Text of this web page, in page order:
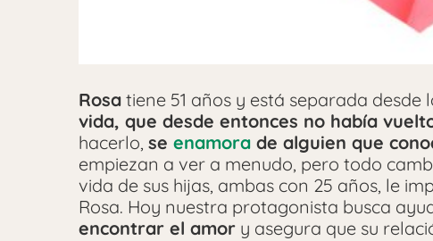
Rosa tiene 51 años y está separada desde
vida, que desde entonces no había
hacerlo, se enamora de alguien que
empiezan a ver a menudo, pero todo
vida de sus hijas, ambas con 25 años, le
Rosa. Hoy nuestra protagonista busca
encontrar el amor y asegura que su